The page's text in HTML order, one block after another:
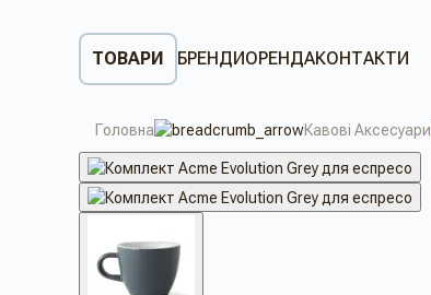
ТОВАРИ БРЕНДИОРЕНДАКОНТАКТИ
Головна Кавові Аксесуари